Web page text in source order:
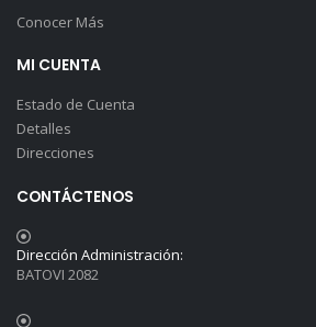
Conocer Más
MI CUENTA
Estado de Cuenta
Detalles
Direcciones
CONTÁCTENOS
Dirección Administración:
BATOVI 2082